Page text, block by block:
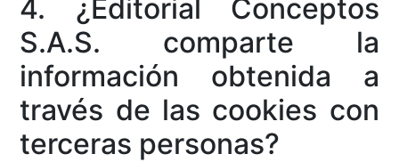
4. ¿Editorial Conceptos
S.A.S. comparte la
información obtenida a
través de las cookies con
terceras personas?